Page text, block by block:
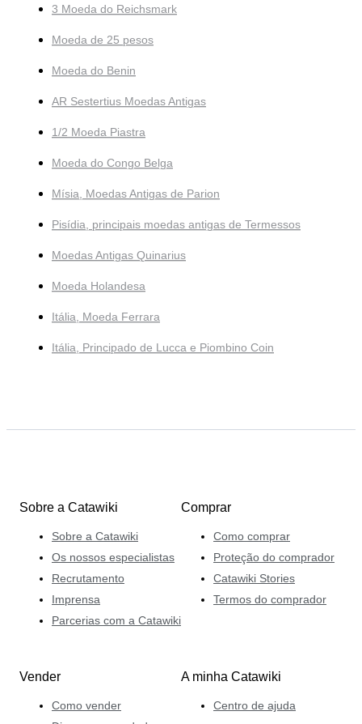
3 Moeda do Reichsmark
Moeda de 25 pesos
Moeda do Benin
AR Sestertius Moedas Antigas
1/2 Moeda Piastra
Moeda do Congo Belga
Mísia, Moedas Antigas de Parion
Pisídia, principais moedas antigas de Termessos
Moedas Antigas Quinarius
Moeda Holandesa
Itália, Moeda Ferrara
Itália, Principado de Lucca e Piombino Coin
Sobre a Catawiki
Sobre a Catawiki
Os nossos especialistas
Recrutamento
Imprensa
Parcerias com a Catawiki
Comprar
Como comprar
Proteção do comprador
Catawiki Stories
Termos do comprador
Vender
Como vender
A minha Catawiki
Centro de ajuda